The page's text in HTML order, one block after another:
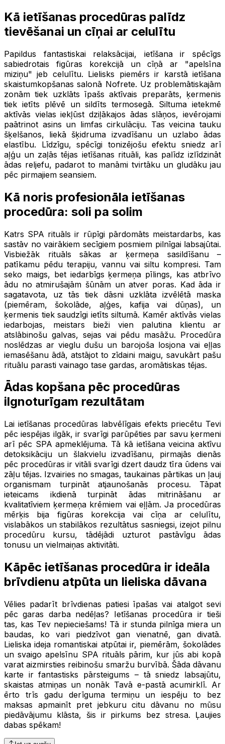
Kā ietīšanas procedūras palīdz
tievēšanai un cīņai ar celulītu
Papildus fantastiskai relaksācijai, ietīšana ir spēcīgs
sabiedrotais figūras korekcijā un cīņā ar "apelsīna
miziņu" jeb celulītu. Lielisks piemērs ir karstā ietīšana
skaistumkopšanas salonā Nofrete. Uz problemātiskajām
zonām tiek uzklāts īpašs aktīvais preparāts, ķermenis
tiek ietīts plēvē un sildīts termosegā. Siltuma ietekmē
aktīvās vielas iekļūst dziļākajos ādas slāņos, ievērojami
paātrinot asins un limfas cirkulāciju. Tas veicina tauku
šķelšanos, liekā šķidruma izvadīšanu un uzlabo ādas
elastību. Līdzīgu, spēcīgi tonizējošu efektu sniedz arī
aļģu un zaļās tējas ietīšanas rituāli, kas palīdz izlīdzināt
ādas reljefu, padarot to manāmi tvirtāku un gludāku jau
pēc pirmajiem seansiem.
Kā noris profesionāla ietīšanas
procedūra: soli pa solim
Katrs SPA rituāls ir rūpīgi pārdomāts meistardarbs, kas
sastāv no vairākiem secīgiem posmiem pilnīgai labsajūtai.
Visbiežāk rituāls sākas ar ķermeņa sasildīšanu –
patīkamu pēdu terapiju, vannu vai siltu kompresi. Tam
seko maigs, bet iedarbīgs ķermeņa pīlings, kas atbrīvo
ādu no atmirušajām šūnām un atver poras. Kad āda ir
sagatavota, uz tās tiek dāsni uzklāta izvēlētā maska
(piemēram, šokolāde, aļģes, kafija vai dūņas), un
ķermenis tiek saudzīgi ietīts siltumā. Kamēr aktīvās vielas
iedarbojas, meistars bieži vien palutina klientu ar
atslābinošu galvas, sejas vai pēdu masāžu. Procedūra
noslēdzas ar vieglu dušu un barojoša losjona vai eļļas
iemasēšanu ādā, atstājot to zīdaini maigu, savukārt pašu
rituālu parasti vainago tase gardas, aromātiskas tējas.
Ādas kopšana pēc procedūras
ilgnoturīgam rezultātam
Lai ietīšanas procedūras labvēlīgais efekts priecētu Tevi
pēc iespējas ilgāk, ir svarīgi parūpēties par savu ķermeni
arī pēc SPA apmeklējuma. Tā kā ietīšana veicina aktīvu
detoksikāciju un šlakvielu izvadīšanu, pirmajās dienās
pēc procedūras ir vitāli svarīgi dzert daudz tīra ūdens vai
zāļu tējas. Izvairies no smagas, taukainas pārtikas un ļauj
organismam turpināt atjaunošanās procesu. Tāpat
ieteicams ikdienā turpināt ādas mitrināšanu ar
kvalitatīviem ķermeņa krēmiem vai eļļām. Ja procedūras
mērķis bija figūras korekcija vai cīņa ar celulītu,
vislabākos un stabilākos rezultātus sasniegsi, izejot pilnu
procedūru kursu, tādējādi uzturot pastāvīgu ādas
tonusu un vielmaiņas aktivitāti.
Kāpēc ietīšanas procedūra ir ideāla
brīvdienu atpūta un lieliska dāvana
Vēlies padarīt brīvdienas patiesi īpašas vai atalgot sevi
pēc garas darba nedēļas? Ietīšanas procedūra ir tieši
tas, kas Tev nepieciešams! Tā ir stunda pilnīga miera un
baudas, ko vari piedzīvot gan vienatnē, gan divatā.
Lieliska ideja romantiskai atpūtai ir, piemērām, šokolādes
un svaigo apelsīnu SPA rituāls pārim, kur jūs abi kopā
varat aizmirsties reibinošu smaržu burvībā. Šāda dāvanu
karte ir fantastisks pārsteigums – tā sniedz labsajūtu,
skaistas atmiņas un nonāk Tavā e-pastā acumirklī. Ar
ērto trīs gadu derīguma termiņu un iespēju to bez
maksas apmainīt pret jebkuru citu dāvanu no mūsu
piedāvājumu klāsta, šis ir pirkums bez stresa. Ļaujies
dabas spēkam!